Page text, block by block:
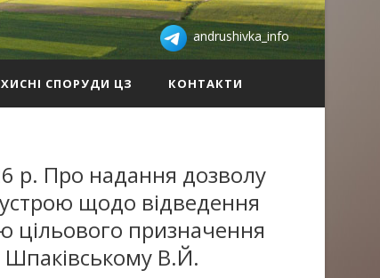
andrushivka_info
СПОРУДИ ЦЗ КОНТАКТИ
р. Про надання дозволу
щодо відведення
цільового призначення
В.Й.